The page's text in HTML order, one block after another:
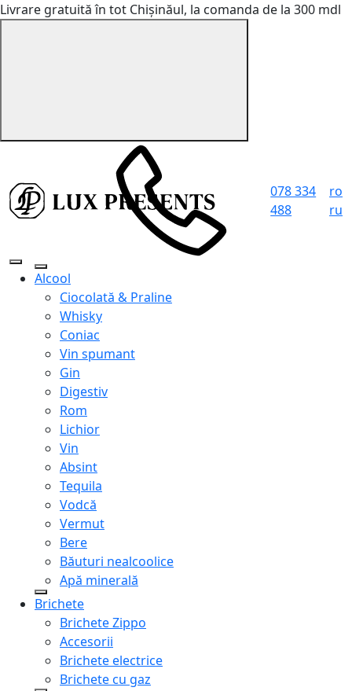
Livrare gratuită în tot Chișinăul, la comanda de la 300 mdl
078 334
488
ro
ru
Alcool
Ciocolată & Praline
Whisky
Coniac
Vin spumant
Gin
Digestiv
Rom
Lichior
Vin
Absint
Tequila
Vodcă
Vermut
Bere
Băuturi nealcoolice
Apă minerală
Brichete
Brichete Zippo
Accesorii
Brichete electrice
Brichete cu gaz